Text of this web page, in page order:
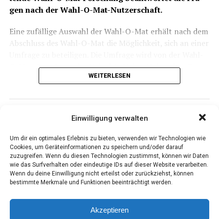
Einwilligung verwalten
Um dir ein optimales Erlebnis zu bieten, verwenden wir Technologien wie
Cookies, um Geräteinformationen zu speichern und/oder darauf
zuzugreifen. Wenn du diesen Technologien zustimmst, können wir Daten
wie das Surfverhalten oder eindeutige IDs auf dieser Website verarbeiten.
Wenn du deine Einwilligung nicht erteilst oder zurückziehst, können
bestimmte Merkmale und Funktionen beeinträchtigt werden.
Akzeptieren
gen nach der Wahl-O-Mat-Nutzerschaft.
Eine zufäl­li­ge Aus­wahl der Wahl-O-Mat erhält nach dem
Abschluss des Wahl-O-Mat die Mög­lich­keit, sich an einer
O-Mat-For­schung der Hein­rich-Hei­ne-Uni­ver­si­tät Düs­
sel­dorf unter Prof. Dr. Ste­fan Mar­schall erstellt und
WEITERLESEN
Fall­zahl­rück­gän­ge in Kran­ken­häu­
sern auch in drit­ter Pandemiewelle
Veröffentlicht vor 5 Jahren am 2. September 2021
Von Ingo Tonsor -